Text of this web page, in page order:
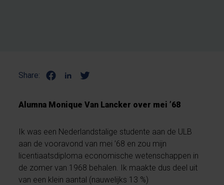
Share:
Alumna Monique Van Lancker over mei ’68
Ik was een Nederlandstalige studente aan de ULB
aan de vooravond van mei ’68 en zou mijn
licentiaatsdiploma economische wetenschappen in
de zomer van 1968 behalen. Ik maakte dus deel uit
van een klein aantal (nauwelijks 13 %)